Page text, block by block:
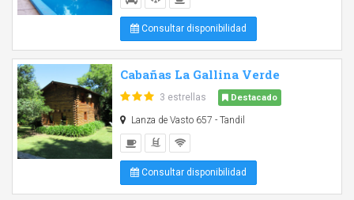
Consultar disponibilidad
Cabañas La Gallina Verde
3 estrellas Destacado
Lanza de Vasto 657 - Tandil
Consultar disponibilidad